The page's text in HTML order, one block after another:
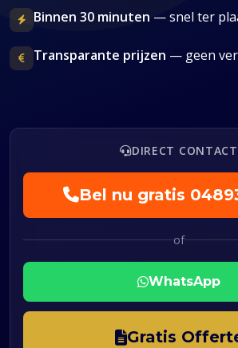
Binnen 30 minuten — snel ter
Transparante prijzen — geen
DIRECT CONTACT
Bel nu gratis
of
WhatsApp
Gratis